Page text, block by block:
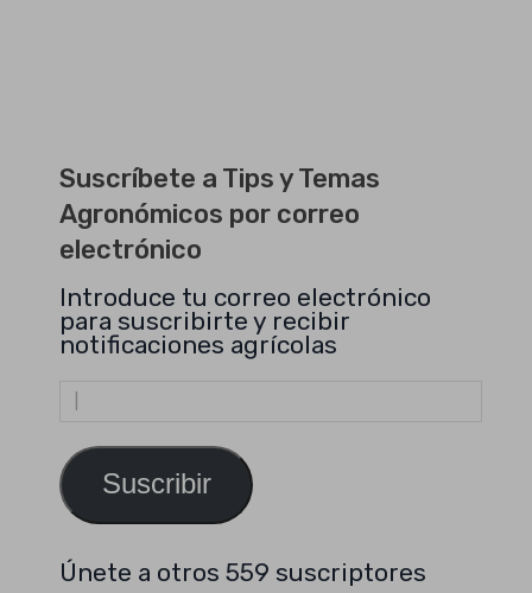
Suscríbete a Tips y Temas
Agronómicos por correo
electrónico
Introduce tu correo electrónico
para suscribirte y recibir
notificaciones agrícolas
Dirección
de
Suscribir
Únete a otros 559 suscriptores